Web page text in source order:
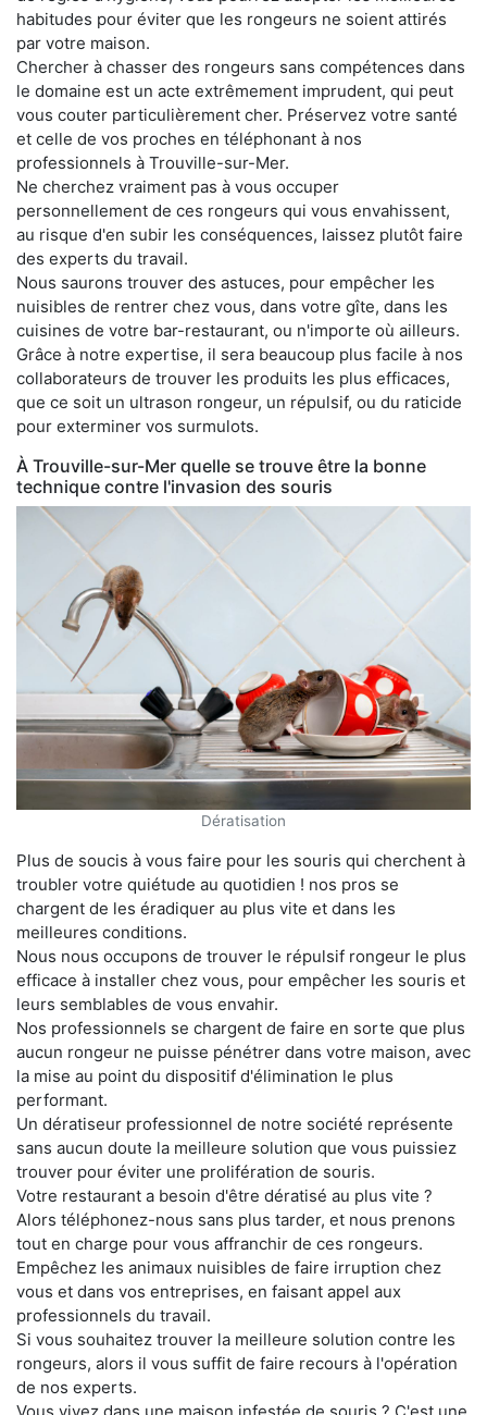
habitudes pour éviter que les rongeurs ne soient attirés
par votre maison.
Chercher à chasser des rongeurs sans compétences dans
le domaine est un acte extrêmement imprudent, qui peut
vous couter particulièrement cher. Préservez votre santé
et celle de vos proches en téléphonant à nos
professionnels à Trouville-sur-Mer.
Ne cherchez vraiment pas à vous occuper
personnellement de ces rongeurs qui vous envahissent,
au risque d'en subir les conséquences, laissez plutôt faire
des experts du travail.
Nous saurons trouver des astuces, pour empêcher les
nuisibles de rentrer chez vous, dans votre gîte, dans les
cuisines de votre bar-restaurant, ou n'importe où ailleurs.
Grâce à notre expertise, il sera beaucoup plus facile à nos
collaborateurs de trouver les produits les plus efficaces,
que ce soit un ultrason rongeur, un répulsif, ou du raticide
pour exterminer vos surmulots.
À Trouville-sur-Mer quelle se trouve être la bonne
technique contre l'invasion des souris
Dératisation
Plus de soucis à vous faire pour les souris qui cherchent à
troubler votre quiétude au quotidien ! nos pros se
chargent de les éradiquer au plus vite et dans les
meilleures conditions.
Nous nous occupons de trouver le répulsif rongeur le plus
efficace à installer chez vous, pour empêcher les souris et
leurs semblables de vous envahir.
Nos professionnels se chargent de faire en sorte que plus
aucun rongeur ne puisse pénétrer dans votre maison, avec
la mise au point du dispositif d'élimination le plus
performant.
Un dératiseur professionnel de notre société représente
sans aucun doute la meilleure solution que vous puissiez
trouver pour éviter une prolifération de souris.
Votre restaurant a besoin d'être dératisé au plus vite ?
Alors téléphonez-nous sans plus tarder, et nous prenons
tout en charge pour vous affranchir de ces rongeurs.
Empêchez les animaux nuisibles de faire irruption chez
vous et dans vos entreprises, en faisant appel aux
professionnels du travail.
Si vous souhaitez trouver la meilleure solution contre les
rongeurs, alors il vous suffit de faire recours à l'opération
de nos experts.
Vous vivez dans une maison infestée de souris ? C'est une